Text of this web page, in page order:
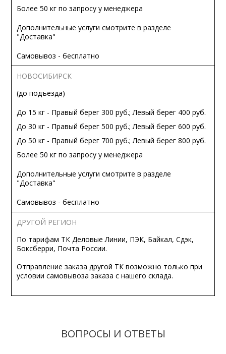
Более 50 кг по запросу у менеджера
Дополнительные услуги смотрите в разделе
"Доставка"
Самовывоз - бесплатно
НОВОСИБИРСК
(до подъезда)
До 15 кг - Правый берег 300 руб.; Левый берег 400 руб.
До 30 кг - Правый берег 500 руб.; Левый берег 600 руб.
До 50 кг - Правый берег 700 руб.; Левый берег 800 руб.
Более 50 кг по запросу у менеджера
Дополнительные услуги смотрите в разделе
"Доставка"
Самовывоз - бесплатно
ДРУГОЙ РЕГИОН
По тарифам ТК Деловые Линии, ПЭК, Байкал, Сдэк,
Боксберри, Почта России.
Отправление заказа другой ТК возможно только при
условии самовывоза заказа с нашего склада.
ВОПРОСЫ И ОТВЕТЫ